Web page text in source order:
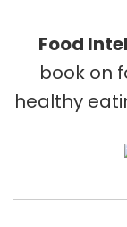
Food
book on
healthy